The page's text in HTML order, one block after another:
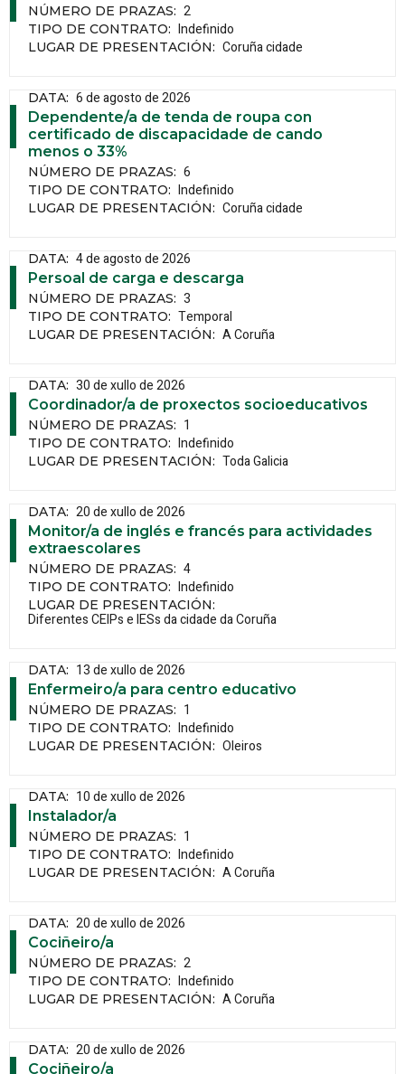
NÚMERO DE PRAZAS: 2
TIPO DE CONTRATO: Indefinido
LUGAR DE PRESENTACIÓN: Coruña cidade
DATA: 6 de agosto de 2026
Dependente/a de tenda de roupa con
certificado de discapacidade de cando
menos o 33%
NÚMERO DE PRAZAS: 6
TIPO DE CONTRATO: Indefinido
LUGAR DE PRESENTACIÓN: Coruña cidade
DATA: 4 de agosto de 2026
Persoal de carga e descarga
NÚMERO DE PRAZAS: 3
TIPO DE CONTRATO: Temporal
LUGAR DE PRESENTACIÓN: A Coruña
DATA: 30 de xullo de 2026
Coordinador/a de proxectos socioeducativos
NÚMERO DE PRAZAS: 1
TIPO DE CONTRATO: Indefinido
LUGAR DE PRESENTACIÓN: Toda Galicia
DATA: 20 de xullo de 2026
Monitor/a de inglés e francés para actividades
extraescolares
NÚMERO DE PRAZAS: 4
TIPO DE CONTRATO: Indefinido
LUGAR DE PRESENTACIÓN:
Diferentes CEIPs e IESs da cidade da Coruña
DATA: 13 de xullo de 2026
Enfermeiro/a para centro educativo
NÚMERO DE PRAZAS: 1
TIPO DE CONTRATO: Indefinido
LUGAR DE PRESENTACIÓN: Oleiros
DATA: 10 de xullo de 2026
Instalador/a
NÚMERO DE PRAZAS: 1
TIPO DE CONTRATO: Indefinido
LUGAR DE PRESENTACIÓN: A Coruña
DATA: 20 de xullo de 2026
Cociñeiro/a
NÚMERO DE PRAZAS: 2
TIPO DE CONTRATO: Indefinido
LUGAR DE PRESENTACIÓN: A Coruña
DATA: 20 de xullo de 2026
Cociñeiro/a